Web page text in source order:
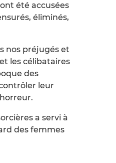
été accusées
éliminés,
nos préjugés et
les célibataires
des
leur
a servi à
des femmes